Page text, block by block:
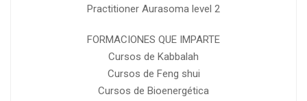
Practitioner Aurasoma level 2
FORMACIONES QUE IMPARTE
Cursos de Kabbalah
Cursos de Feng shui
Cursos de Bioenergética